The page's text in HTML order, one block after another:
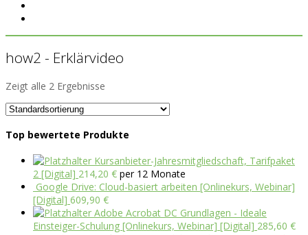
how2 - Erklärvideo
Zeigt alle 2 Ergebnisse
Top bewertete Produkte
Kursanbieter-Jahresmitgliedschaft, Tarifpaket
2 [Digital] 214,20 € per 12 Monate
Google Drive: Cloud-basiert arbeiten [Onlinekurs, Webinar]
[Digital] 609,90 €
Adobe Acrobat DC Grundlagen - Ideale
Einsteiger-Schulung [Onlinekurs, Webinar] [Digital] 285,60 €